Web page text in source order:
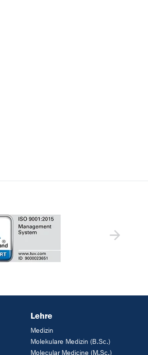
Lehre
Medizin
Molekulare Medizin (B.Sc.)
Molecular Medicine (M.Sc.)